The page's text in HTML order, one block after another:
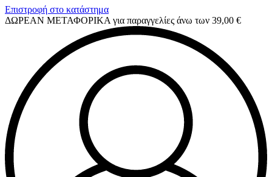
Επιστροφή στο κατάστημα
ΔΩΡΕΑΝ ΜΕΤΑΦΟΡΙΚΑ για παραγγελίες άνω των 39,00 €